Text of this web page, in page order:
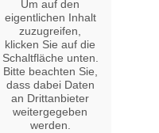
Um auf den
eigentlichen Inhalt
zuzugreifen,
klicken Sie auf die
Schaltfläche unten.
Bitte beachten Sie,
dass dabei Daten
an Drittanbieter
weitergegeben
werden.